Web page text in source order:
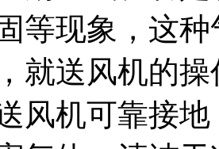
等现象，这
就送风机的
风机可靠接